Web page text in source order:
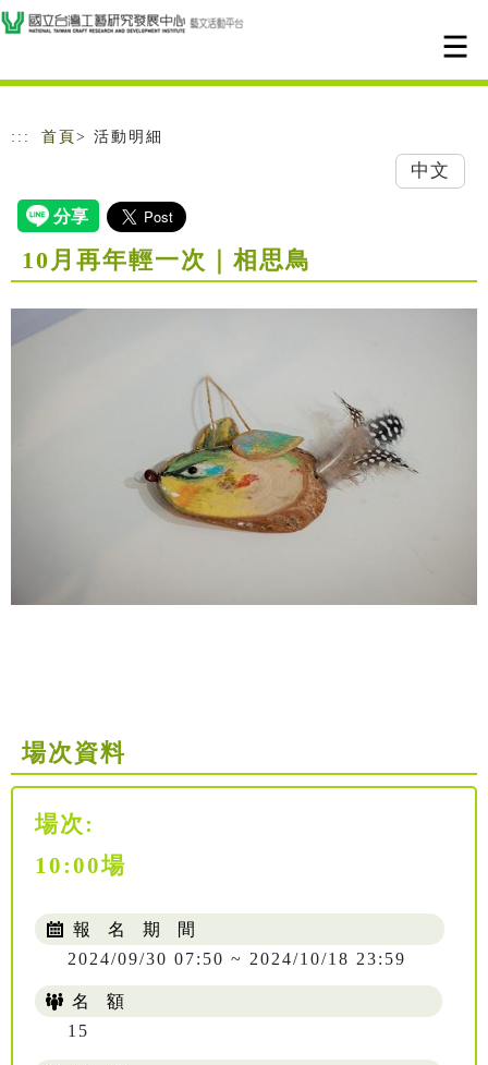
跳到主要內容
網站導覽
::: 首頁 > 活動明細
中文
10月再年輕一次｜相思鳥
場次資料
場次:
10:00場
報 名 期 間
2024/09/30 07:50 ~ 2024/10/18 23:59
名 額
15